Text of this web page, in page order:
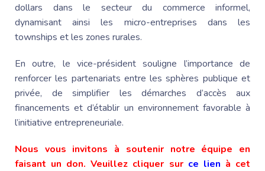
dollars dans le secteur du commerce informel,
dynamisant ainsi les micro-entreprises dans les
townships et les zones rurales.
En outre, le vice-président souligne l’importance de
renforcer les partenariats entre les sphères publique et
privée, de simplifier les démarches d’accès aux
financements et d’établir un environnement favorable à
l’initiative entrepreneuriale.
Nous vous invitons à soutenir notre équipe en
faisant un don. Veuillez cliquer sur ce lien à cet